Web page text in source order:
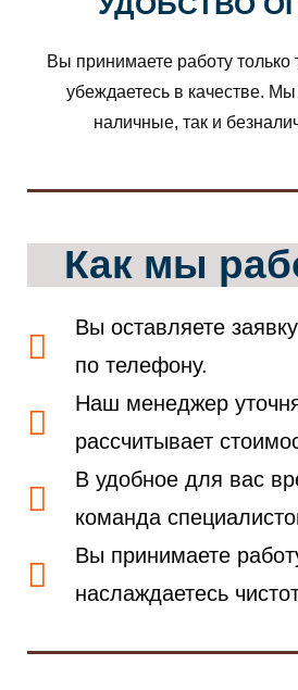
Вы принимаете работу только
убеждаетесь в качестве.
наличные, так и
Как мы
Вы оставляете
по телефону.
Наш менеджер
рассчитывает
В удобное для вас
команда
Вы принимаете
наслаждаетесь